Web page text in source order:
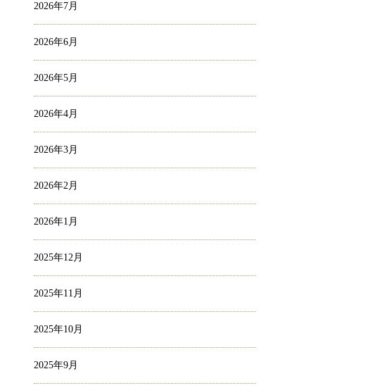
2026年7月
2026年6月
2026年5月
2026年4月
2026年3月
2026年2月
2026年1月
2025年12月
2025年11月
2025年10月
2025年9月